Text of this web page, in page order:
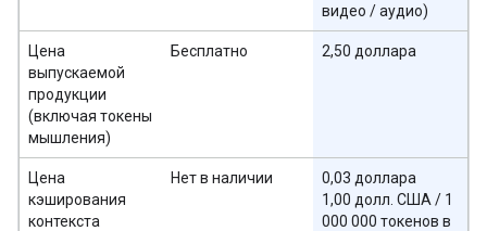
видео / аудио)
Цена
выпускаемой
продукции
(включая токены
мышления)
Бесплатно 2,50 доллара
Цена
кэширования
контекста
Нет в наличии
0,03 доллара
1,00 долл. США / 1
000 000 токенов в